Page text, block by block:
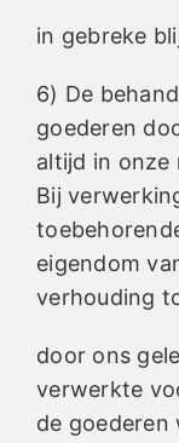
in gebreke
6) De
goederen
altijd in onze
Bij
eigendom
verhouding
door ons
verwerkte
de goederen